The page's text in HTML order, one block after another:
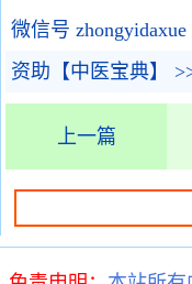
微信号 zhongyidaxue
资助【中医宝典】
上一篇